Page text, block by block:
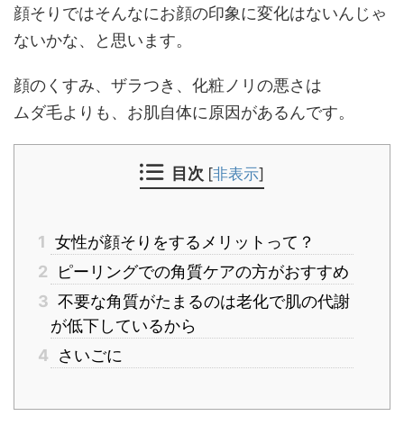
顔そりではそんなにお顔の印象に変化はないんじゃ
ないかな、と思います。
顔のくすみ、ザラつき、化粧ノリの悪さは
ムダ毛よりも、お肌自体に原因があるんです。
目次 [非表示]
1 女性が顔そりをするメリットって？
2
ピーリングでの角質ケアの方がおすすめ
3 不要な角質がたまるのは老化で肌の代謝
が低下しているから
4
さいごに